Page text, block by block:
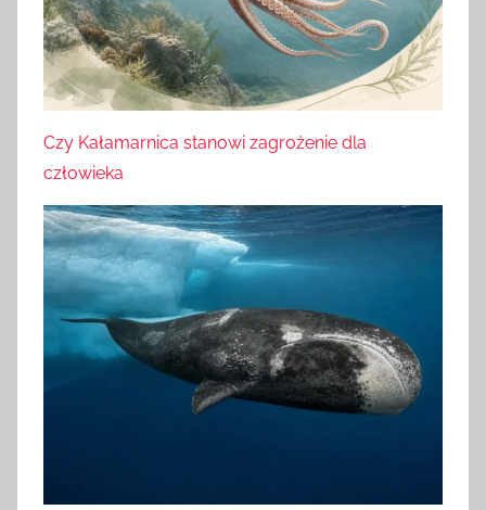
Czy Kałamarnica stanowi zagrożenie dla
człowieka